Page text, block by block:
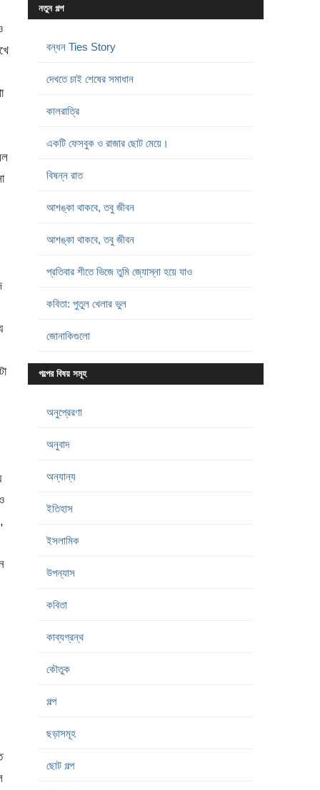
নতুন গল্প
বন্ধন Ties Story
দেখতে চাই শেষের সমাধান
কালরাত্রি
একটি ফেসবুক ও রাজার ছোট মেয়ে।
বিষন্ন রাত
আশঙ্কা থাকবে, তবু জীবন
আশঙ্কা থাকবে, তবু জীবন
প্রতিবার শীতে ভিজে তুমি জ্যোস্না হয়ে যাও
কবিতা: পুতুল খেলার ভুল
জোনাকিগুলো
গল্পের বিষয় সমূহ
অনুপ্রেরণা
অনুবাদ
অন্যান্য
ইতিহাস
ইসলামিক
উপন্যাস
কবিতা
কাব্যগ্রন্থ
কৌতুক
গল্প
ছড়াসমূহ
ছোট গল্প